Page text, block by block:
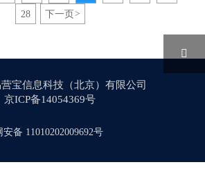
28 下一页 >
宝信息科技（北京）有限公司
京ICP备14054369号
备 11010202009692号
